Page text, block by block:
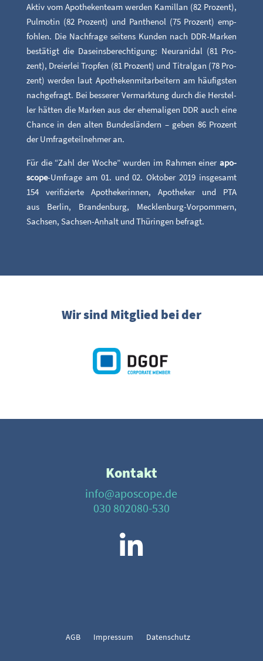
Aktiv vom Apo­the­ken­team wer­den Kamil­lan (82 Pro­zent),
Pul­mo­tin (82 Pro­zent) und Pan­the­nol (75 Pro­zent) emp­
foh­len. Die Nach­fra­ge sei­tens Kun­den nach DDR-Mar­ken
bestä­tigt die Daseins­be­rech­ti­gung: Neur­a­ni­dal (81 Pro­
zent), Drei­er­lei Trop­fen (81 Pro­zent) und Titral­gan (78 Pro­
zent) wer­den laut Apo­the­ken­mit­ar­bei­tern am häu­figs­ten
nach­ge­fragt. Bei bes­se­rer Ver­mark­tung durch die Her­stel­
ler hät­ten die Mar­ken aus der ehe­ma­li­gen DDR auch eine
Chan­ce in den alten Bun­des­län­dern – geben 86 Pro­zent
der Umfra­ge­teil­neh­mer an.
Für die “Zahl der Woche” wur­den im Rah­men einerapo­
scope-Umfra­ge am 01. und 02. Okto­ber 2019 ins­ge­samt
154 veri­fi­zier­te Apo­the­ke­rin­nen, Apo­the­ker und PTA
aus Ber­lin, Bran­den­burg, Meck­len­burg-Vor­pom­mern,
Sach­sen, Sach­sen-Anhalt und Thü­rin­gen befragt.
Wir sind Mitglied bei der
Kontakt
info@aposcope.de
030 802080-530
AGB Impres­sum Daten­schutz